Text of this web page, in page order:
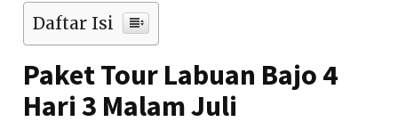
Daftar Isi
Paket Tour Labuan Bajo 4
Hari 3 Malam Juli